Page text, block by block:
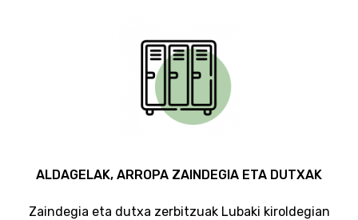
ALDAGELAK, ARROPA ZAINDEGIA ETA DUTXAK
Zaindegia eta dutxa zerbitzuak Lubaki kiroldegian